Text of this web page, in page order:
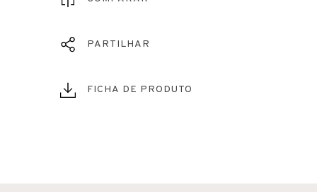
PARTILHAR
FICHA DE PRODUTO